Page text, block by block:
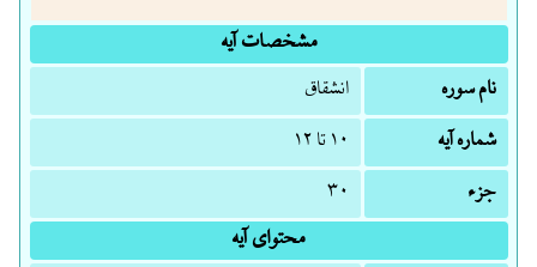
مشخصات آیه
نام سوره
انشقاق
شماره آیه
۱۰ تا ۱۲
جزء
۳۰
محتوای آیه